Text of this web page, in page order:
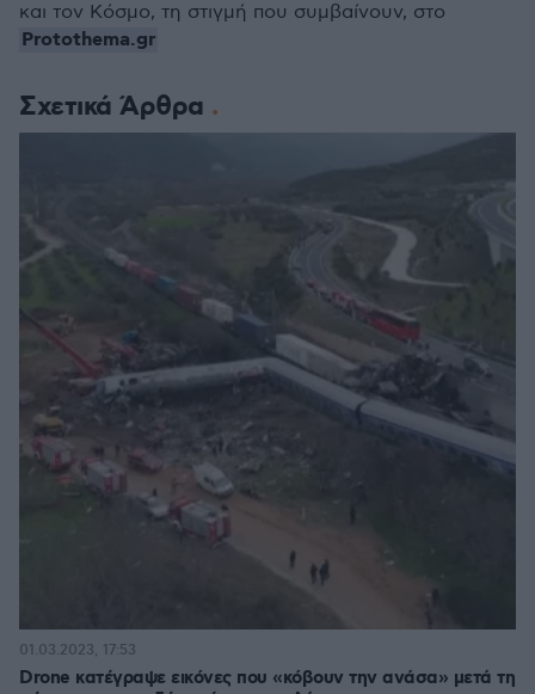
Σχετικά Άρθρα
Drone κατέγραψε εικόνες που «κόβουν την ανάσα» μετά τη
01.03.2023, 17:53
και τον Κόσμο, τη στιγμή που συμβαίνουν, στο
Protothema.gr